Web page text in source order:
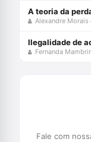
Alexandre Morais
Fernanda
Fale com